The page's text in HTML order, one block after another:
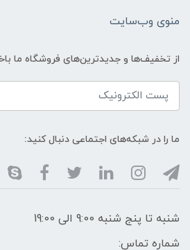
منوی وب‌سایت
از تخفیف‌ها و جدیدترین‌های فروشگاه ما
ما را در شبکه‌های اجتماعی دنبال کنید:
شنبه تا پنج شنبه 9:00 الی 19:00
شماره تماس: